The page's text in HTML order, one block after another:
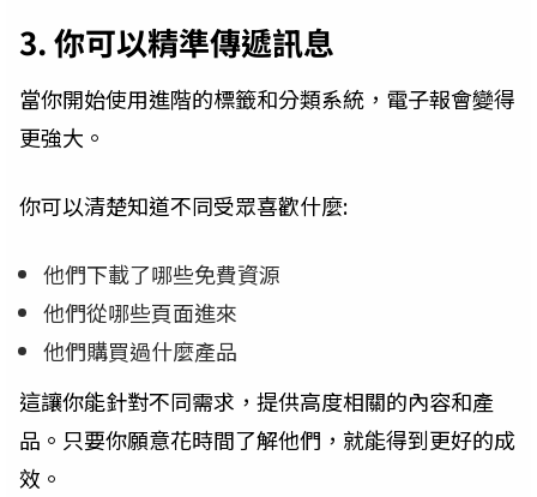
3. 你可以精準傳遞訊息
當你開始使用進階的標籤和分類系統，電子報會變得
更強大。
你可以清楚知道不同受眾喜歡什麼:
他們下載了哪些免費資源
他們從哪些頁面進來
他們購買過什麼產品
這讓你能針對不同需求，提供高度相關的內容和產
品。只要你願意花時間了解他們，就能得到更好的成
效。